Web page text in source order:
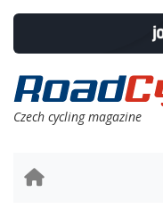
Czech cycling magazine